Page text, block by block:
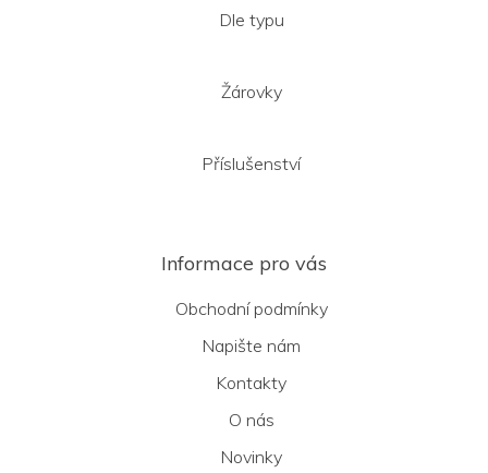
Dle typu
Žárovky
Příslušenství
Informace pro vás
Obchodní podmínky
Napište nám
Kontakty
O nás
Novinky